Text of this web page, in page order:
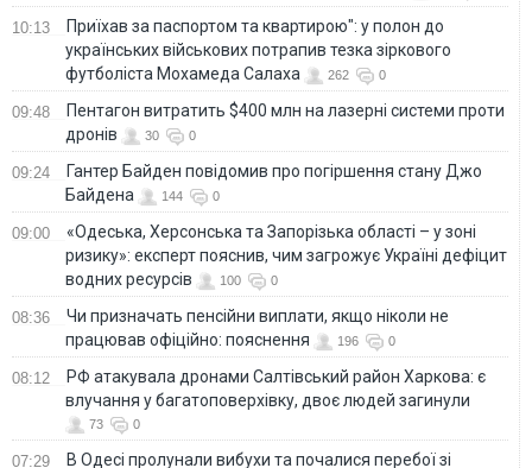
10:13
Приїхав за паспортом та квартирою": у полон до
українських військових потрапив тезка зіркового
футболіста Мохамеда Салаха
262 0
09:48
Пентагон витратить $400 млн на лазерні системи проти
дронів
30 0
09:24
Гантер Байден повідомив про погіршення стану Джо
Байдена
144 0
09:00
«Одеська, Херсонська та Запорізька області – у зоні
ризику»: експерт пояснив, чим загрожує Україні дефіцит
водних ресурсів
100 0
08:36
Чи призначать пенсійни виплати, якщо ніколи не
працював офіційно: пояснення
196 0
08:12
РФ атакувала дронами Салтівський район Харкова: є
влучання у багатоповерхівку, двоє людей загинули
73 0
07:29 В Одесі пролунали вибухи та почалися перебої зі